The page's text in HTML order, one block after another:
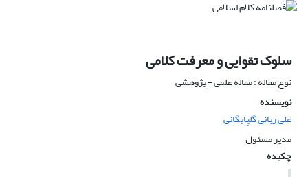
سلوک تقوایی و معرفت کلامی
نوع مقاله : مقاله علمی - پژوهشی
نویسنده
علی ربانی گلپایگانی
مدیر مسئول
چکیده